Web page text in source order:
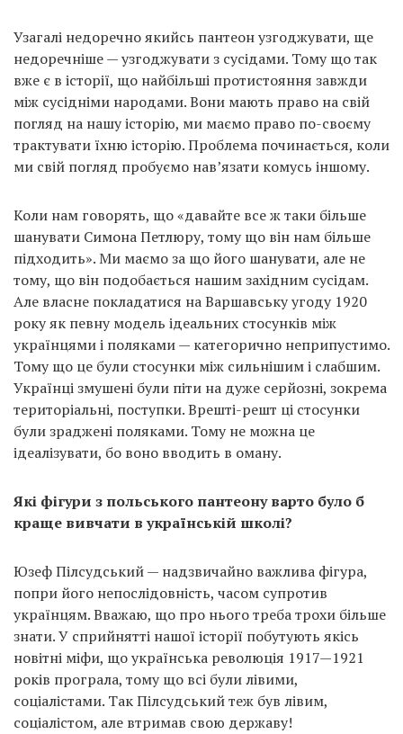
Узагалі недоречно якийсь пантеон узгоджувати, ще
недоречніше — узгоджувати з сусідами. Тому що так
вже є в історії, що найбільші протистояння завжди
між сусідніми народами. Вони мають право на свій
погляд на нашу історію, ми маємо право по-своєму
трактувати їхню історію. Проблема починається, коли
ми свій погляд пробуємо нав’язати комусь іншому.
Коли нам говорять, що «давайте все ж таки більше
шанувати Симона Петлюру, тому що він нам більше
підходить». Ми маємо за що його шанувати, але не
тому, що він подобається нашим західним сусідам.
Але власне покладатися на Варшавську угоду 1920
року як певну модель ідеальних стосунків між
українцями і поляками — категорично неприпустимо.
Тому що це були стосунки між сильнішим і слабшим.
Українці змушені були піти на дуже серйозні, зокрема
територіальні, поступки. Врешті-решт ці стосунки
були зраджені поляками. Тому не можна це
ідеалізувати, бо воно вводить в оману.
Які фігури з польського пантеону варто було б
краще вивчати в українській школі?
Юзеф Пілсудський — надзвичайно важлива фігура,
попри його непослідовність, часом супротив
українцям. Вважаю, що про нього треба трохи більше
знати. У сприйнятті нашої історії побутують якісь
новітні міфи, що українська революція 1917—1921
років програла, тому що всі були лівими,
соціалістами. Так Пілсудський теж був лівим,
соціалістом, але втримав свою державу!